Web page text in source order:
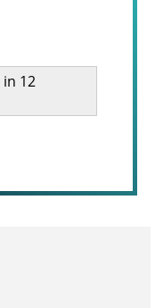
in 12